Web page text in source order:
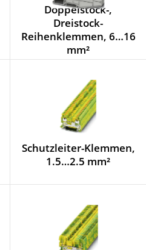
Doppelstock-,
Dreistock-
Reihenklemmen, 6…16
mm²
Schutzleiter-Klemmen,
1.5…2.5 mm²